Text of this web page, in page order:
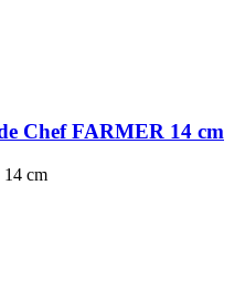
Chef FARMER 14 cm
14 cm